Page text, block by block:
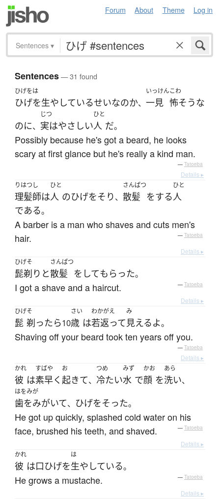
Forum About Theme Log in
Sentences ▾
Sentences— 31 found
ひげをは
ひげを生やしているせいなのか、
いっけん
一見
こわ
怖そうな
のに、
じつ
実はやさしい
ひと
人 だ。
Possibly because he's got a beard, he looks
scary at first glance but he's really a kind man.
— Tatoeba
Details ▸
りはつし
理髪師は
ひと
人 のひげをそり、
さんぱつ
散髪 をする
ひと
人
である。
A barber is a man who shaves and cuts men's
hair.
— Tatoeba
Details ▸
ひげそ
髭剃り と
さんぱつ
散髪 を してもらった。
I got a shave and a haircut. — Tatoeba
Details ▸
ひげ
髭
そ
剃ったら10
さい
歳 は
わかがえ
若返って
み
見えるよ。
Shaving off your beard took ten years off you.
— Tatoeba
Details ▸
かれ
彼 は
すばや
素早く
お
起きて、
つめ
冷たい
みず
水 で
かお
顔 を
あら
洗い、
はをみが
歯をみがいて、 ひげをそった。
He got up quickly, splashed cold water on his
face, brushed his teeth, and shaved.
— Tatoeba
Details ▸
かれ
彼 は口ひげを
は
生やしている。
He grows a mustache. — Tatoeba
Details ▸